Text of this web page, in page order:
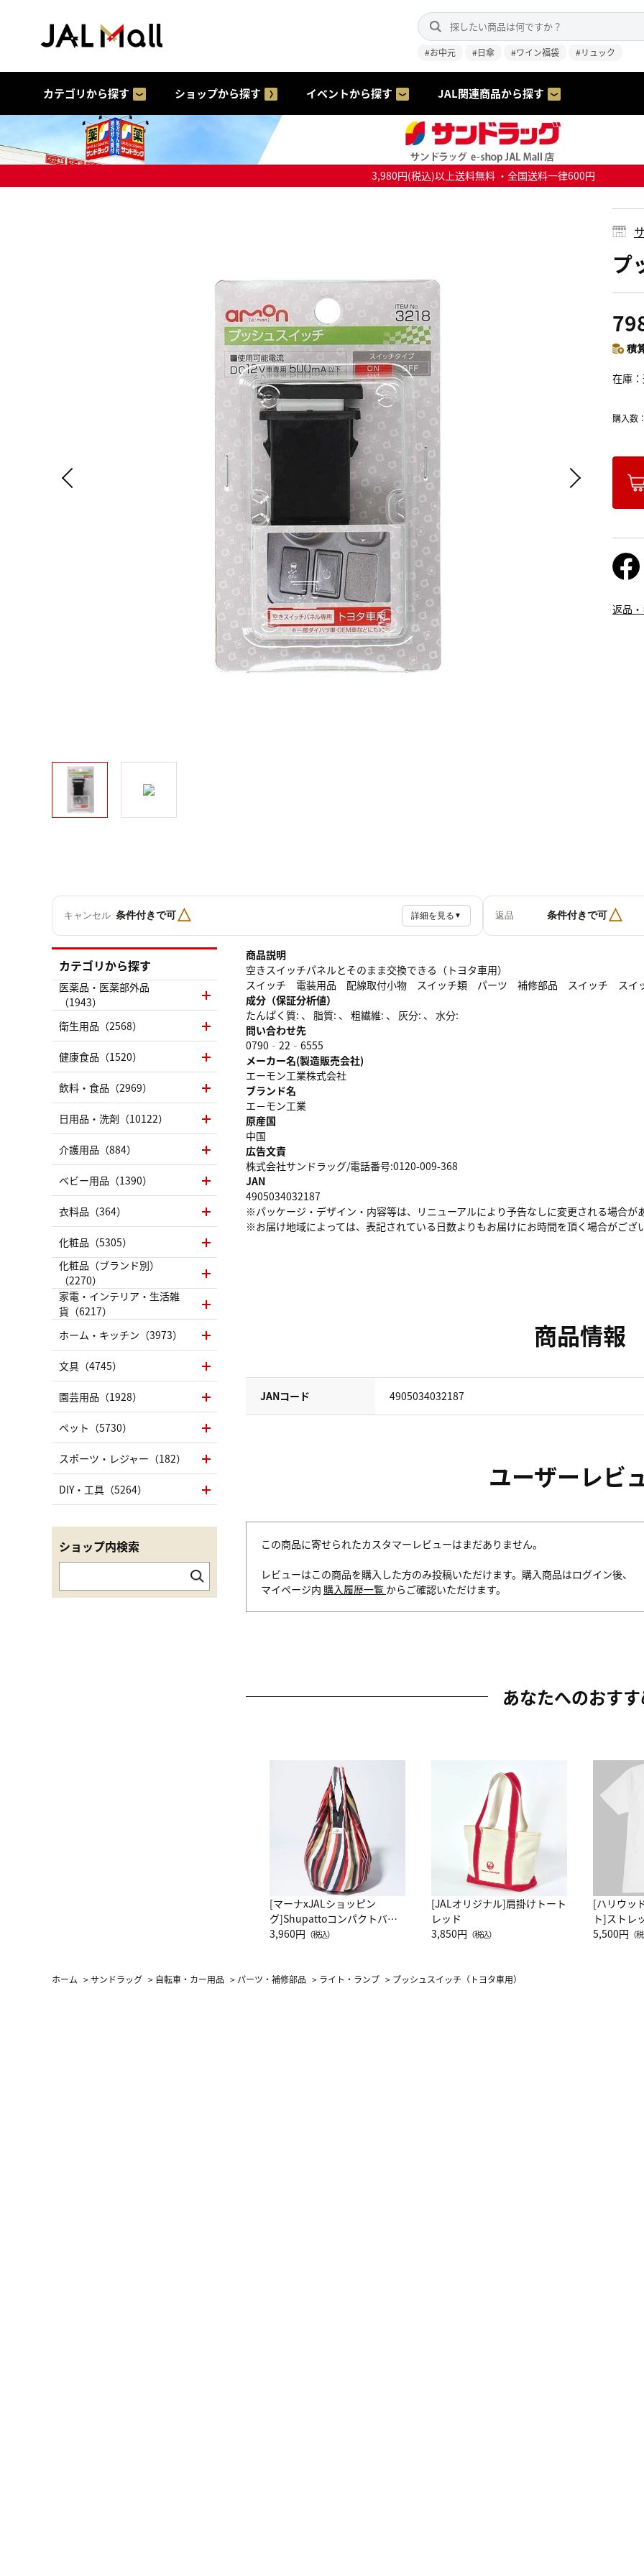
#お中元 #日傘 #ワイン福袋 #リュック
カテゴリから探す ショップから探す イベントから探す JAL関連商品から探す
3,980円(税込)以上送料無料 ・全国送料一律600円
プ
積
在庫
購入数
返品
キャンセル 条件付きで可△ 詳細を見る ▼ 返品 条件付きで可△
商品説明
空きスイッチパネルとそのまま交換できる（トヨタ車用）
スイッチ 電装用品 配線取付小物 スイッチ類 パーツ 補修部品 スイッチ スイ
成分（保証分析値）
たんぱく質: 、 脂質: 、 粗繊維: 、 灰分: 、 水分:
問い合わせ先
0790‐22‐6555
メーカー名(製造販売会社)
エーモン工業株式会社
ブランド名
エ－モン工業
原産国
中国
広告文責
株式会社サンドラッグ/電話番号:0120-009-368
JAN
4905034032187
※パッケージ・デザイン・内容等は、リニューアルにより予告なしに変更される場合が
※お届け地域によっては、表記されている日数よりもお届けにお時間を頂く場合がござ
商品情報
JANコード 4905034032187
ユーザーレビ
この商品に寄せられたカスタマーレビューはまだありません。
レビューはこの商品を購入した方のみ投稿いただけます。購入商品はログイン後、
マイページ内 購入履歴一覧 からご確認いただけます。
あなたへのおす
[マーナxJALショッピン
グ]Shupattoコンパクトバッ
グ Drop JAL客室乗務員
3,960円 （税込）
[JALオリジナル]肩掛けトート
レッド
3,850円 （税込）
[ハリウッ
ト]ストレ
ーネック
5,500円 （
カテゴリから探す
医薬品・医薬部外品
（1943）
衛生用品（2568）
健康食品（1520）
飲料・食品（2969）
日用品・洗剤（10122）
介護用品（884）
ベビー用品（1390）
衣料品（364）
化粧品（5305）
化粧品（ブランド別）
（2270）
家電・インテリア・生活雑
貨（6217）
ホーム・キッチン（3973）
文具（4745）
園芸用品（1928）
ペット（5730）
スポーツ・レジャー（182）
DIY・工具（5264）
ショップ内検索
ホーム >サンドラッグ > 自転車・カー用品 > パーツ・補修部品 > ライト・ランプ > プッシュスイッチ（トヨタ車用）